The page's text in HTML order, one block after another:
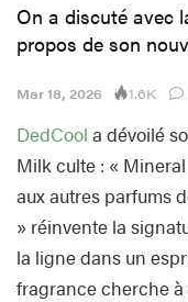
On a discuté avec
propos de son
Mar 18, 2026 1.6K
DedCool a dévoilé
Milk culte : «
aux autres parfums
» réinvente la
la ligne dans un
fragrance cherche à